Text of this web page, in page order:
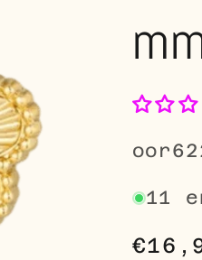
SKU:
11
Prix